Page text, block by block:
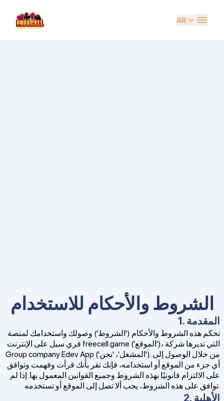
AR
الشروط والأحكام للاستخدام
1. المقدمة
تحكم هذه الشروط والأحكام ('الشروط') وصولك واستخدامك لمنصة
فري سيل على الإنترنت freecell.game ('الموقع')، التي تديرها شركة
Group company Edev App ('المشغل'، 'نحن'). من خلال الوصول إلى
أي جزء من الموقع أو استخدامه، فإنك تقر بأنك قرأت وفهمت وتوافق
على الالتزام قانونيًا بهذه الشروط وجميع القوانين المعمول بها. إذا لم
توافق على هذه الشروط، يجب ألا تصل إلى الموقع أو تستخدمه.
2. الأهلية